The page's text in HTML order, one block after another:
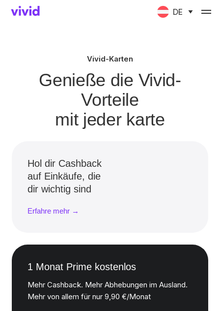
DE
Vivid-Karten
Genieße die Vivid-
Vorteile
mit jeder karte
Hol dir Cashback
auf Einkäufe, die
dir wichtig sind
Erfahre mehr →
1 Monat Prime kostenlos
Mehr Cashback. Mehr Abhebungen im Ausland.
Mehr von allem für nur 9,90 €/Monat